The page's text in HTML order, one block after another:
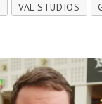
VAL STUDIOS